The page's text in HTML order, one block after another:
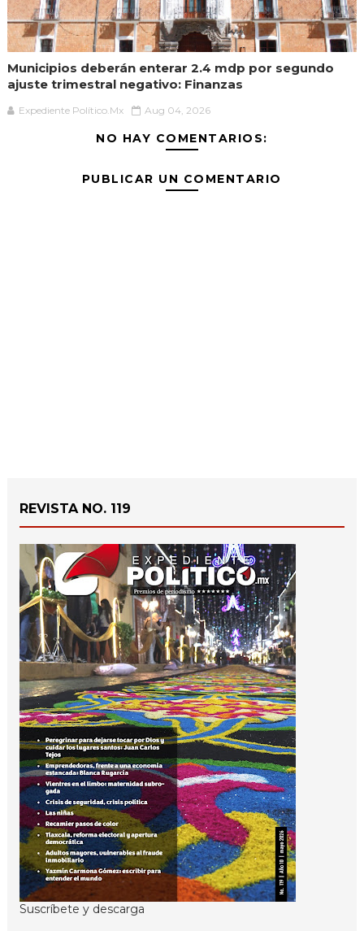
Municipios deberán enterar 2.4 mdp por segundo
ajuste trimestral negativo: Finanzas
Expediente Político.Mx Aug 04, 2026
NO HAY COMENTARIOS:
PUBLICAR UN COMENTARIO
REVISTA NO. 119
Suscríbete y descarga